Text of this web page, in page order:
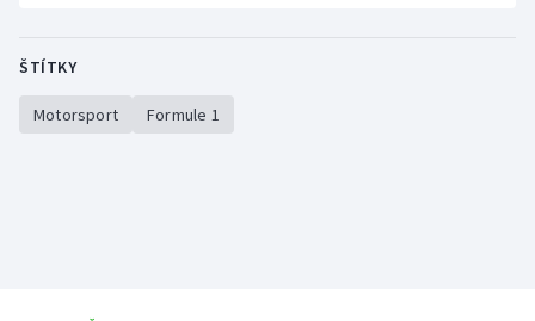
ŠTÍTKY
Motorsport Formule 1